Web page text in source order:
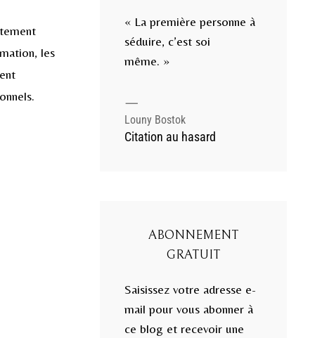
les
« La première personne à
séduire, c’est soi
même. »
—
Louny Bostok
Citation au hasard
ABONNEMENT
GRATUIT
Saisissez votre adresse e-
mail pour vous abonner à
ce blog et recevoir une